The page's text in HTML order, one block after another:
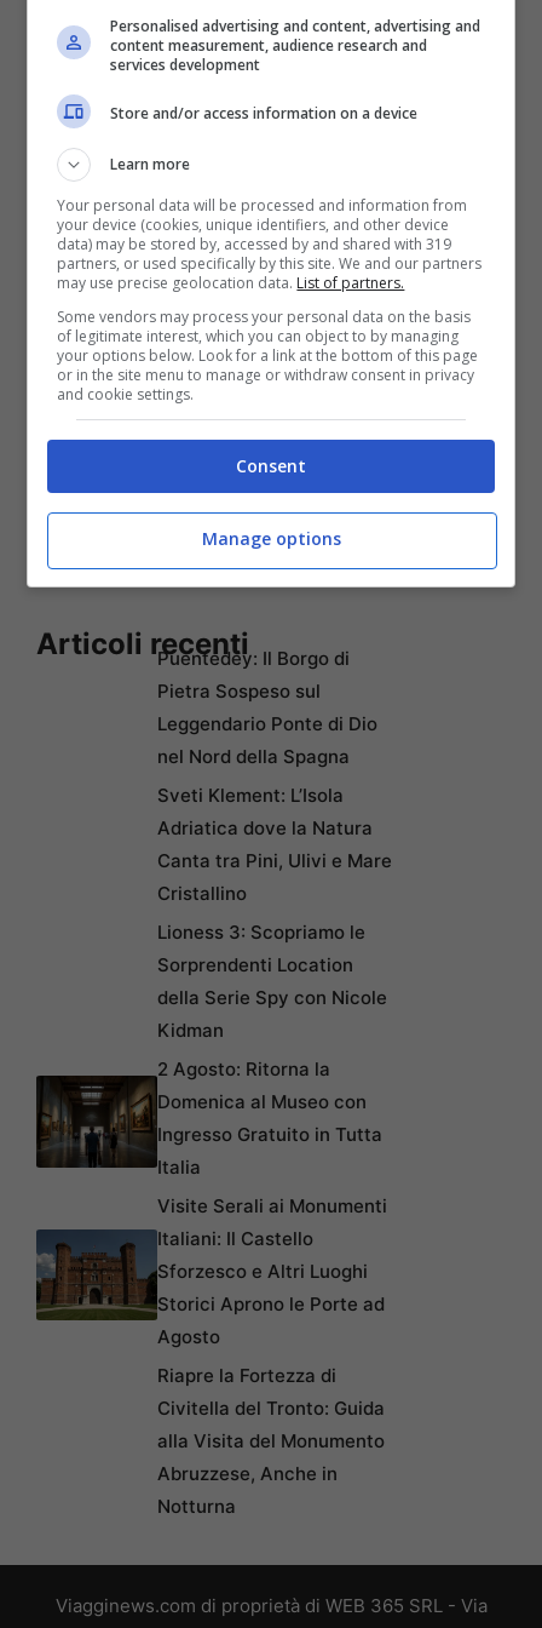
unviaggio estivo.
Terza strategia è stata estendere,
esclusivamente per
all’alta stagione l’uso deibuoni vacanza
per chi ha redditi bassi.
Insomma una vera e propriapolitica di
rilancio, per far sì cheLampedusatorni ad
uno splendore anche più abbagliante di
prima.
Francesca Testa
Articoli recentiPuentedey: Il Borgo di
Pietra Sospeso sul
Leggendario Ponte di Dio
nel Nord della Spagna
Sveti Klement: L’Isola
Adriatica dove la Natura
Canta tra Pini, Ulivi e Mare
Cristallino
Lioness 3: Scopriamo le
Sorprendenti Location
della Serie Spy con Nicole
Kidman
2 Agosto: Ritorna la
Domenica al Museo con
Ingresso Gratuito in Tutta
Italia
Visite Serali ai Monumenti
Italiani: Il Castello
Sforzesco e Altri Luoghi
Storici Aprono le Porte ad
Agosto
Riapre la Fortezza di
Civitella del Tronto: Guida
alla Visita del Monumento
Abruzzese, Anche in
Notturna
Viagginews.com di proprietà di WEB 365 SRL - Via
Personalised advertising and content, advertising and
content measurement, audience research and
services development
Store and/or access information on a device
Learn more
Your personal data will be processed and information from
your device (cookies, unique identifiers, and other device
data) may be stored by, accessed by and shared with 319
partners, or used specifically by this site. We and our partners
may use precise geolocation data. List of partners.
Some vendors may process your personal data on the basis
of legitimate interest, which you can object to by managing
your options below. Look for a link at the bottom of this page
or in the site menu to manage or withdraw consent in privacy
and cookie settings.
Consent
Manage options